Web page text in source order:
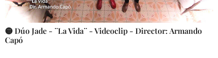
🟡 Dúo Jade - ¨La Vida¨ - Videoclip - Director: Armando
Capó